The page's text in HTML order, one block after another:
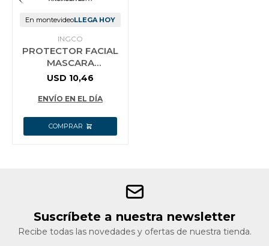
En montevideoLLEGA HOY
INGCO
PROTECTOR FACIAL
MASCARA
PROTECCION INGCO
USD 10,46
ENVÍO EN EL DÍA
Suscríbete a nuestra newsletter
Recibe todas las novedades y ofertas de nuestra tienda.